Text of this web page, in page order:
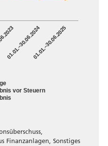
vor Steuern
01.01.–30.06.202401.01.–30.06.2025
Finanzanlagen, Sonstiges